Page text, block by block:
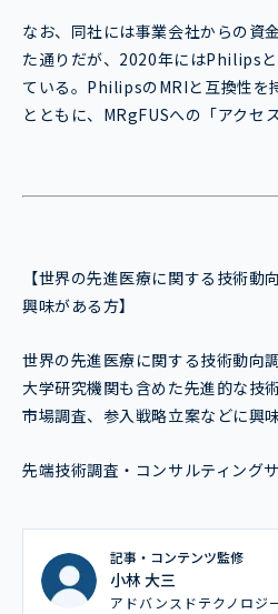
なお、同社には事業会社からの資
た通りだが、2020年にはPhilips
ている。PhilipsのMRIと互換性を
とともに、MRgFUSへの「アクセ
【世界の先進医療に関する技術動
興味がある方】
世界の先進医療に関する技術動向
大学研究機関も含めた先進的な技
市場調査、参入戦略立案などに興
先端技術調査・コンサルティング
記事・コンテンツ監修
小林 大三
アドバンスドテクノロ